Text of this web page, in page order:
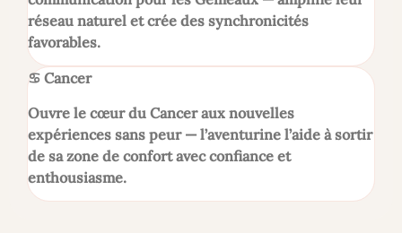
réseau naturel et crée des synchronicités
favorables.
♋ Cancer
Ouvre le cœur du Cancer aux nouvelles
expériences sans peur — l’aventurine l’aide à sortir
de sa zone de confort avec confiance et
enthousiasme.